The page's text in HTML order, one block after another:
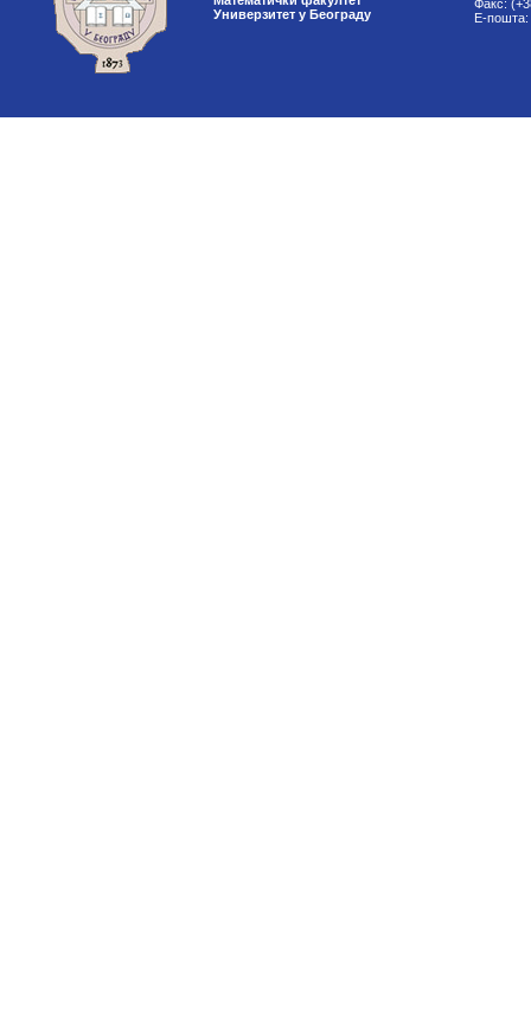
Универзитет у Београду
Факс:
Е-пошта: